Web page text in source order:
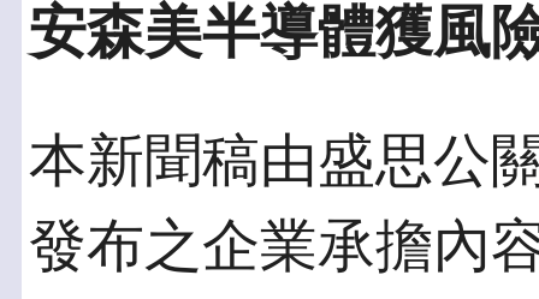
安森美半導體獲風
本新聞稿由盛思公
發布之企業承擔內